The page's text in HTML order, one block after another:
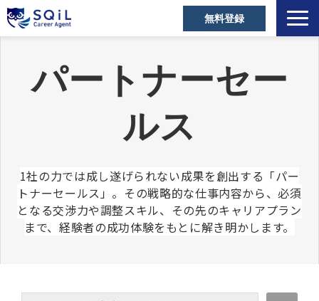
無料登録
キャリアアドバイザー
営業職の転職成功事例
ご利用者の声
セミナー・メディア
お役立ち資料
よくあるご質問
パートナーセー
ルス
1社の力では成し遂げられない成果を創出する「パー
トナーセールス」。その戦略的な仕事内容から、必須
となる交渉力や調整スキル、その先のキャリアプラン
まで、経験者の成功体験をもとに解き明かします。